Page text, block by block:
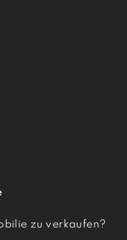
zu verkaufen?